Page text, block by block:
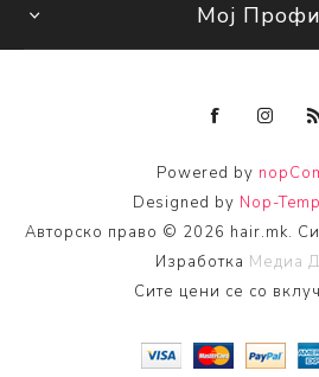
Мој
Powered by
Designed by Nop-
Авторско право © 2026 hair.mk.
Изработка Медиа
Сите цени се со